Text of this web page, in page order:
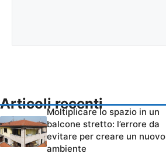
Articoli recenti
Moltiplicare lo spazio in un
balcone stretto: l’errore da
evitare per creare un nuovo
ambiente